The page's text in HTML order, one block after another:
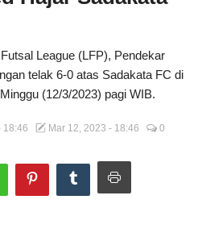
League (LFP), Pendekar
telak 6-0 atas Sadakata FC di
(12/3/2023) pagi WIB.
18:46 Mar 12, 2023 - 18:46 0